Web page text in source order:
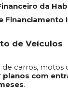
da
Financiamento
de Veículos
carros, motos
planos com
.